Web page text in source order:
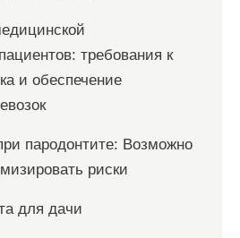
требования к
и обеспечение
пародонтите: Возможно
риски
для дачи